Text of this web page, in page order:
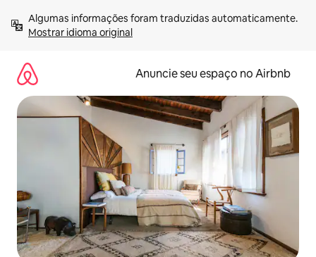
para
Mostrar idioma original
Anuncie seu espaço no Airbnb